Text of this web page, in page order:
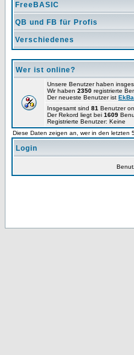
FreeBASIC
QB und FB für Profis
Verschiedenes
Wer ist online?
Unsere Benutzer haben
Wir haben 2350 registrierte
Der neueste Benutzer ist
Insgesamt sind 81 Benutzer
Der Rekord liegt bei 1609
Registrierte Benutzer: Keine
Diese Daten zeigen an, wer in den letzten
Login